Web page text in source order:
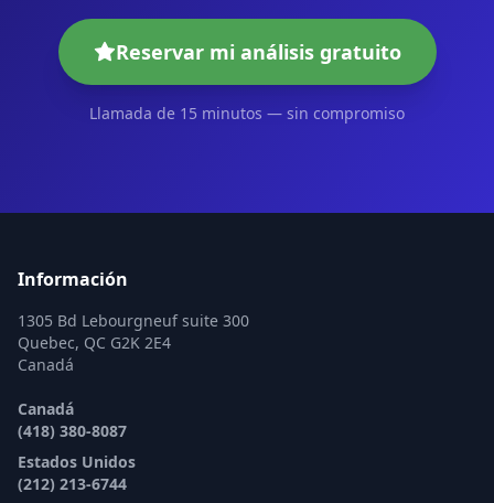
Reservar mi análisis gratuito
Llamada de 15 minutos — sin compromiso
Información
1305 Bd Lebourgneuf suite 300
Quebec, QC G2K 2E4
Canadá
Canadá
(418) 380-8087
Estados Unidos
(212) 213-6744